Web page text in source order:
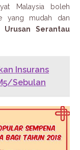
Malaysia boleh
yang mudah dan
Urusan Serantau
Insurans
Sebulan